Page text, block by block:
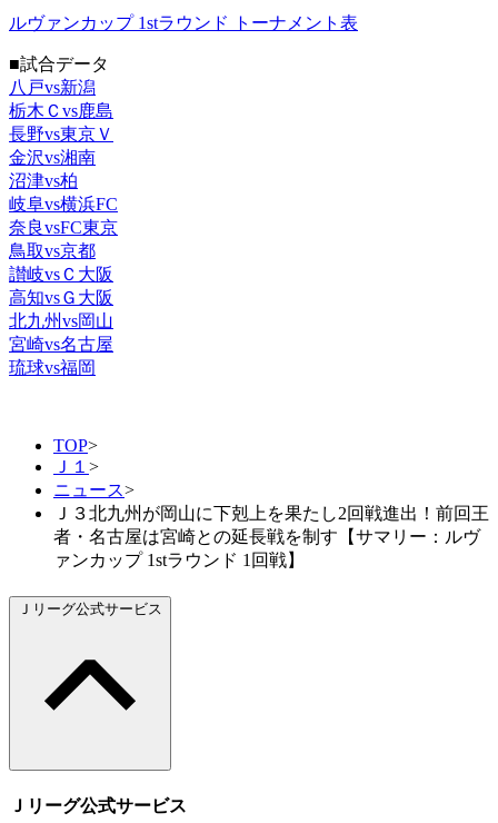
ルヴァンカップ 1stラウンド トーナメント表
■試合データ
八戸vs新潟
栃木Ｃvs鹿島
長野vs東京Ｖ
金沢vs湘南
沼津vs柏
岐阜vs横浜FC
奈良vsFC東京
鳥取vs京都
讃岐vsＣ大阪
高知vsＧ大阪
北九州vs岡山
宮崎vs名古屋
琉球vs福岡
TOP>
Ｊ１ >
ニュース>
Ｊ３北九州が岡山に下剋上を果たし2回戦進出！前回王
者・名古屋は宮崎との延長戦を制す【サマリー：ルヴ
ァンカップ 1stラウンド 1回戦】
Ｊリーグ公式サービス
Ｊリーグ公式サービス